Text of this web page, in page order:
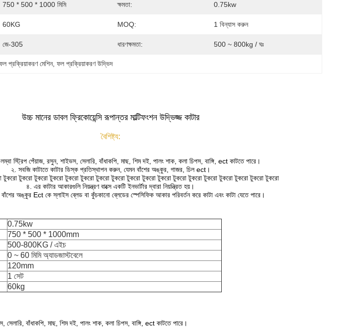
750 * 500 * 1000 মিমি ক্ষমতা: 0.75kw
60KG MOQ: 1 বিন্যাস করুন
জে-305 ধারণক্ষমতা: 500 ~ 800kg / ঘঃ
প্রক্রিয়াকরণ মেশিন, ফল প্রক্রিয়াকরণ উদ্ভিদ
উচ্চ মানের ডাবল ফ্রিকোয়েন্সি রূপান্তর মাল্টিফংশন উদ্ভিজ্জ কাটার
বৈশিষ্ট্য:
স্ট্রিপ পেঁয়াজ, রসুন, শাইভস, সেলারি, বাঁধাকপি, মাছ, শিম দই, পালং শাক, কলা চিপস, বাঙ্গি, ect কাটতে পারে।
২. সবজি কাটাতে কাটার ডিস্ক প্রতিস্থাপন করুন, যেমন বাঁশের অঙ্কুর, গাজর, চিল ect।
টুকরো টুকরো টুকরো টুকরো টুকরো টুকরো টুকরো টুকরো টুকরো টুকরো টুকরো টুকরো টুকরো টুকরো টুকরো টুকরো টুকরো টুকরো
৪. এর কাটার আকারগুলি নিয়ন্ত্রণ বাক্সে একটি ইনভার্টার দ্বারা নিয়ন্ত্রিত হয়।
অঙ্কুর Ect কে স্লাইস ব্লেড বা কুঁচকানো ব্লেডের স্পেসিফিক আকার পরিবর্তন করে কাটা এবং কাটা যেতে পারে।
0.75kw
750 * 500 * 1000mm
500-800KG / এইচ
0 ~ 60 মিমি অ্যাডজাস্টবেলে
120mm
1 সেট
60kg
সেলারি, বাঁধাকপি, মাছ, শিম দই, পালং শাক, কলা চিপস, বাঙ্গি, ect কাটতে পারে।